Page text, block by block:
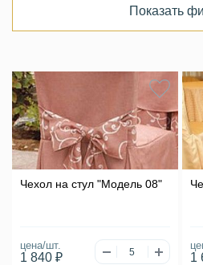
Показать
Чехол на стул "Модель 08"
цена/шт.
1 840 ₽ 1